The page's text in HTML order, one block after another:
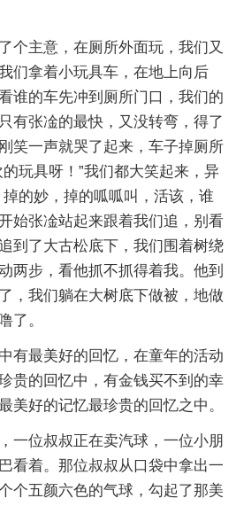
个主意，在厕所外面玩，我们又
们拿着小玩具车，在地上向后
谁的车先冲到厕所门口，我们的
有张凎的最快，又没转弯，得了
笑一声就哭了起来，车子掉厕所
玩具呀！”我们都大笑起来，异
的妙，掉的呱呱叫，活该，谁
始张凎站起来跟着我们追，别看
到了大古松底下，我们围着树绕
两步，看他抓不抓得着我。他到
，我们躺在大树底下做被，地做
了。
有最美好的回忆，在童年的活动
贵的回忆中，有金钱买不到的幸
美好的记忆最珍贵的回忆之中。
一位叔叔正在卖汽球，一位小朋
看着。那位叔叔从口袋中拿出一
个五颜六色的气球，勾起了那美